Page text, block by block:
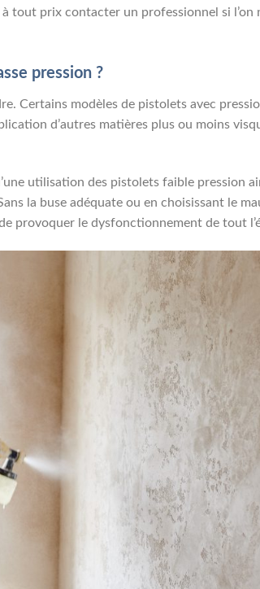
tout prix contacter un professionnel si l’on
pression ?
Certains modèles de pistolets avec
d’autres matières plus ou moins
utilisation des pistolets faible pression
la buse adéquate ou en choisissant le
provoquer le dysfonctionnement de tout